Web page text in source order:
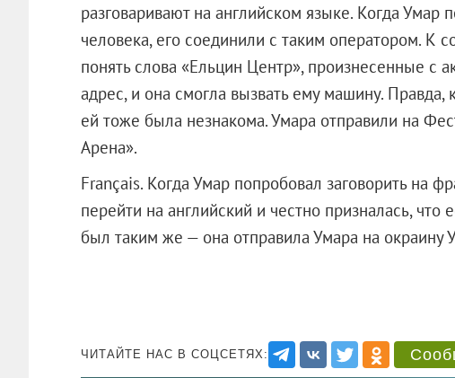
разговаривают на английском языке. Когда Умар
человека, его соединили с таким оператором. К
понять слова «Ельцин Центр», произнесенные с
адрес, и она смогла вызвать ему машину. Правда,
ей тоже была незнакома. Умара отправили на
Арена».
Français. Когда Умар попробовал заговорить на
перейти на английский и честно призналась, что
был таким же — она отправила Умара на окраину
ЧИТАЙТЕ НАС В СОЦСЕТЯХ: